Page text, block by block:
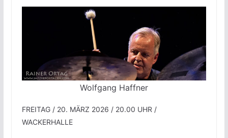
Wolfgang Haffner
FREITAG / 20. MÄRZ 2026 / 20.00 UHR /
WACKERHALLE